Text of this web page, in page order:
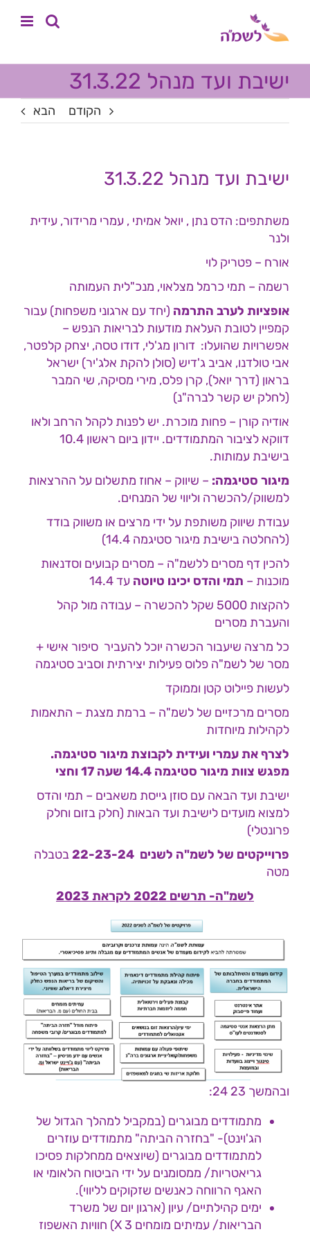
ישיבת ועד מנהל 31.3.22
הקודם הבא
ישיבת ועד מנהל 31.3.22
משתתפים: הדס נתן , יואל אמיתי , עמרי מרידור, עידית
ולנר
אורח – פטריק לוי
רשמה – תמי כרמל מצלאוי, מנכ"לית העמותה
אופציות לערב התרמה (יחד עם ארגוני משפחות) עבור
קמפיין לטובת העלאת מודעות לבריאות הנפש –
אפשרויות שהועלו: דורון מג'לי, דודו טסה, יצחק קלפטר,
אבי טולדנו, אביב ג'דיש (סולן להקת אלג'יר) ישראל
בראון (דרך יואל), קרן פלס, מירי מסיקה, שי המבר
(לחלק יש קשר לברה"נ)
אודיה קורן – פחות מוכרת. יש לפנות לקהל הרחב ולאו
דווקא לציבור המתמודדים. יידון ביום ראשון 10.4
בישיבת עמותות.
מיגור סטיגמה: – שיווק – אחוז מתשלום על ההרצאות
למשווק/להכשרה וליווי של המנחים.
עבודת שיווק משותפת על ידי מרצים או משווק בודד
(להחלטה בישיבת מיגור סטיגמה 14.4)
להכין דף מסרים ללשמ"ה – מסרים קבועים וסדנאות
מוכנות – תמי והדס יכינו טיוטה עד 14.4
להקצות 5000 שקל להכשרה – עבודה מול קהל
והעברת מסרים
כל מרצה שיעבור הכשרה יוכל להעביר סיפור אישי +
מסר של לשמ"ה פלוס פעילות יצירתית וסביב סטיגמה
לעשות פיילוט קטן וממוקד
מסרים מרכזיים של לשמ"ה – ברמת מצגת – התאמות
לקהילות מיוחדות
לצרף את עמרי ועידית לקבוצת מיגור סטיגמה.
מפגש צוות מיגור סטיגמה 14.4 שעה 17 וחצי
ישיבת ועד הבאה עם סוזן גייסת משאבים – תמי והדס
למצוא מועדים לישיבת ועד הבאות (חלק בזום וחלק
פרונטלי)
פרוייקטים של לשמ"ה לשנים 22-23-24
בטבלה
מטה
לשמ"ה- תרשים 2022 לקראת 2023
ובהמשך 23 24:
מתמודדים מבוגרים (במקביל למהלך הגדול של
הג'וינט)- "בחזרה הביתה" מתמודדים עוזרים
למתמודדים מבוגרים (שיוצאים ממחלקות פסיכו
גריאטריות/ ממסומנים על ידי הביטוח הלאומי או
האגף הרווחה כאנשים שזקוקים לליווי).
ימים קהילתיים/ עיון (ארגון יום של משרד
הבריאות/ עמיתים מומחים X 3) חוויות האשפוז